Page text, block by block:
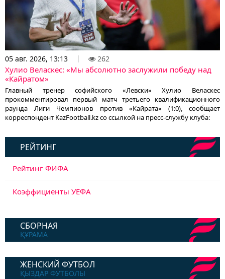
05 авг. 2026, 13:13 262
Хулио Веласкес: «Мы абсолютно заслужили победу над
«Кайратом»
Главный тренер софийского «Левски» Хулио Веласкес
прокомментировал первый матч третьего квалификационного
раунда Лиги Чемпионов против «Кайрата» (1:0), сообщает
корреспондент KazFootball.kz со ссылкой на пресс-службу клуба:
РЕЙТИНГ
Рейтинг ФИФА
Коэффициенты УЕФА
СБОРНАЯ
ҚҰРАМА
ЖЕНСКИЙ ФУТБОЛ
ҚЫЗДАР ФУТБОЛЫ